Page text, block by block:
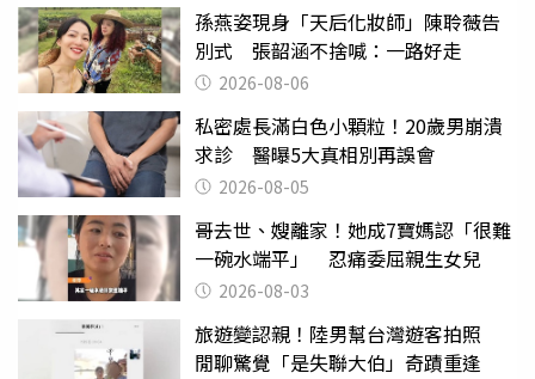
孫燕姿現身「天后化妝師」陳聆薇告
別式 張韶涵不捨喊：一路好走
2026-08-06
私密處長滿白色小顆粒！20歲男崩潰
求診 醫曝5大真相別再誤會
2026-08-05
哥去世、嫂離家！她成7寶媽認「很難
一碗水端平」 忍痛委屈親生女兒
2026-08-03
旅遊變認親！陸男幫台灣遊客拍照
閒聊驚覺「是失聯大伯」奇蹟重逢